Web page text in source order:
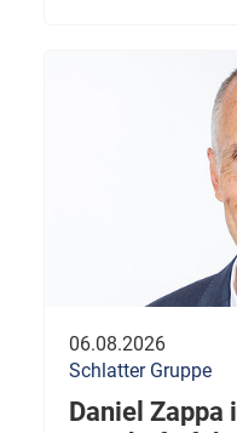
06.08.2026
Schlatter Gruppe
Daniel Zappa